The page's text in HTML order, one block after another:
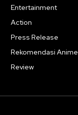
Entertainment
Action
Press Release
Rekomendasi Anime
Review